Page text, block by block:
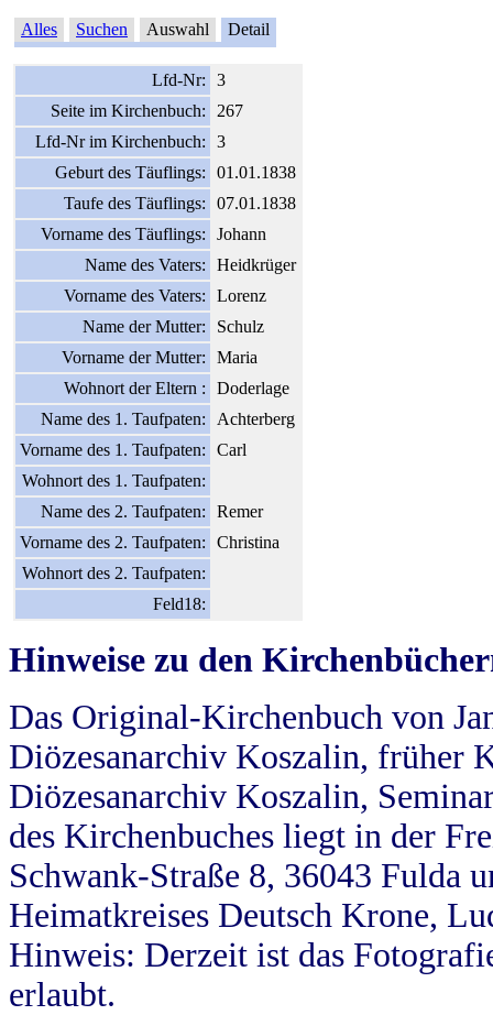
Alles Suchen Auswahl Detail
Lfd-Nr:
3
Seite im Kirchenbuch:
267
Lfd-Nr im Kirchenbuch:
3
Geburt des Täuflings:
01.01.1838
Taufe des Täuflings:
07.01.1838
Vorname des Täuflings:
Johann
Name des Vaters:
Heidkrüger
Vorname des Vaters:
Lorenz
Name der Mutter:
Schulz
Vorname der Mutter:
Maria
Wohnort der Eltern :
Doderlage
Name des 1. Taufpaten:
Achterberg
Vorname des 1. Taufpaten:
Carl
Wohnort des 1. Taufpaten:
Name des 2. Taufpaten:
Remer
Vorname des 2. Taufpaten:
Christina
Wohnort des 2. Taufpaten:
Feld18:
Hinweise zu den
Das Original-Kirchenbuch von
Diözesanarchiv Koszalin, früher
Diözesanarchiv Koszalin,
des Kirchenbuches liegt in der
Schwank-Straße 8, 36043 Fulda
Heimatkreises Deutsch Krone,
Hinweis: Derzeit ist das
erlaubt.